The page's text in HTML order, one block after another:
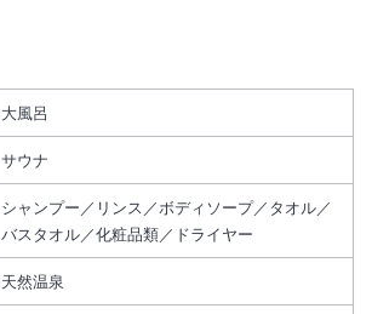
大風呂
サウナ
シャンプー／リンス／ボディソープ／タオル／
バスタオル／化粧品類／ドライヤー
天然温泉